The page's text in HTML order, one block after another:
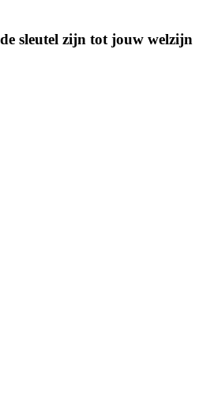
sleutel zijn tot jouw welzijn